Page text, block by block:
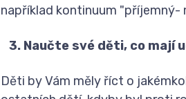
například kontinuum
3. Naučte své děti, co mají
Děti by Vám měly říct o